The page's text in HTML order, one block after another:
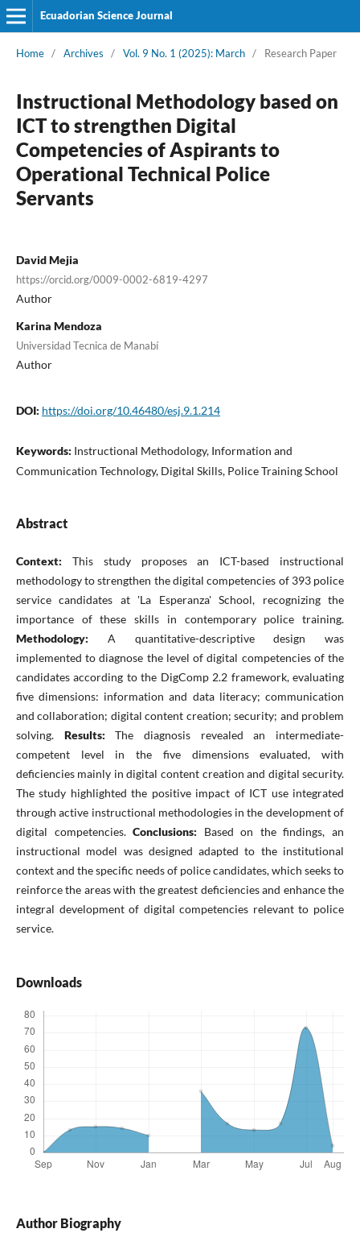
Ecuadorian Science Journal
Home / Archives / Vol. 9 No. 1 (2025): March / Research Paper
Instructional Methodology based on
ICT to strengthen Digital
Competencies of Aspirants to
Operational Technical Police
Servants
David Mejia
https://orcid.org/0009-0002-6819-4297
Author
Karina Mendoza
Universidad Tecnica de Manabí
Author
DOI: https://doi.org/10.46480/esj.9.1.214
Keywords: Instructional Methodology, Information and
Communication Technology, Digital Skills, Police Training School
Abstract
Context: This study proposes an ICT-based instructional
methodology to strengthen the digital competencies of 393 police
service candidates at 'La Esperanza' School, recognizing the
importance of these skills in contemporary police training.
Methodology: A quantitative-descriptive design was
implemented to diagnose the level of digital competencies of the
candidates according to the DigComp 2.2 framework, evaluating
five dimensions: information and data literacy; communication
and collaboration; digital content creation; security; and problem
solving. Results: The diagnosis revealed an intermediate-
competent level in the five dimensions evaluated, with
deficiencies mainly in digital content creation and digital security.
The study highlighted the positive impact of ICT use integrated
through active instructional methodologies in the development of
digital competencies.Conclusions: Based on the findings, an
instructional model was designed adapted to the institutional
context and the specific needs of police candidates, which seeks to
reinforce the areas with the greatest deficiencies and enhance the
integral development of digital competencies relevant to police
service.
Downloads
Author Biography